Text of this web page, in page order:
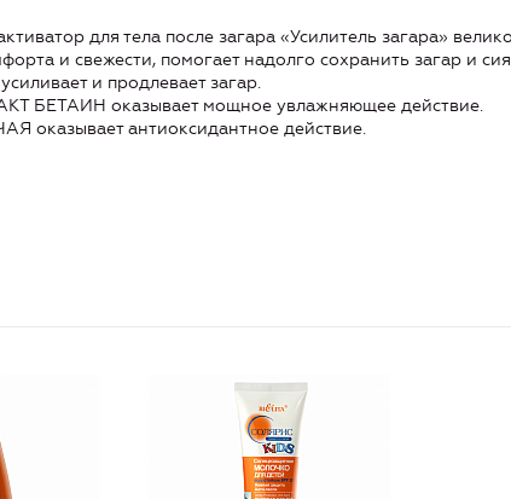
для тела после загара «Усилитель загара»
и свежести, помогает надолго сохранить загар и
и продлевает загар.
БЕТАИН оказывает мощное увлажняющее действие.
оказывает антиоксидантное действие.